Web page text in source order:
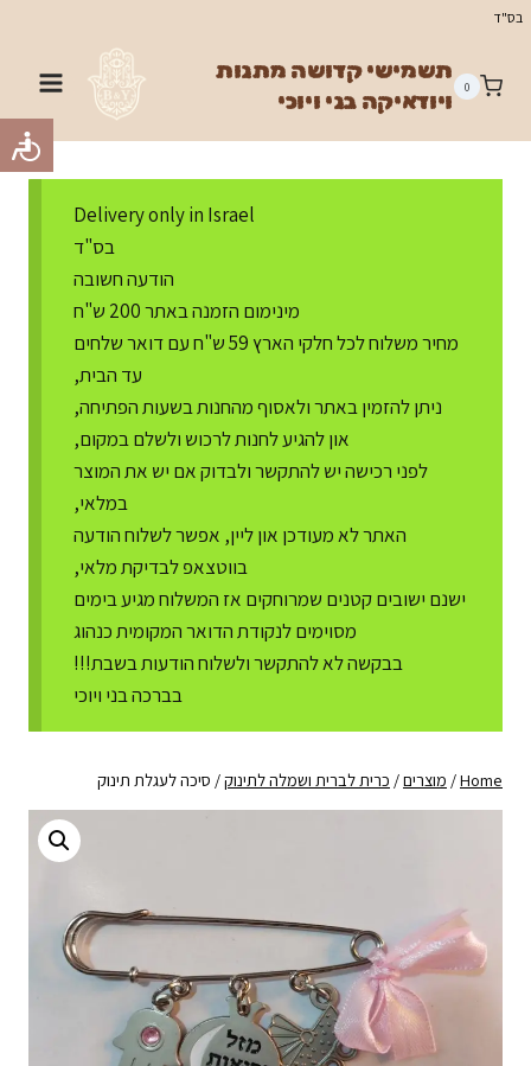
Skip
content
בס"ד
0
תשמישי קדושה מתנות
ויודאיקה בני ויוכי
Delivery only in Israel
בס"ד
הודעה חשובה
מינימום הזמנה באתר 200 ש"ח
מחיר משלוח לכל חלקי הארץ 59 ש"ח עם דואר שלחים
עד הבית,
ניתן להזמין באתר ולאסוף מהחנות בשעות הפתיחה,
און להגיע לחנות לרכוש ולשלם במקום,
לפני רכישה יש להתקשר ולבדוק אם יש את המוצר
במלאי,
האתר לא מעודכן און ליין, אפשר לשלוח הודעה
בווטצאפ לבדיקת מלאי,
ישנם ישובים קטנים שמרוחקים אז המשלוח מגיע בימים
מסוימים לנקודת הדואר המקומית כנהוג
בבקשה לא להתקשר ולשלוח הודעות בשבת!!!
בברכה בני ויוכי
Home
/ מוצרים/ כרית לברית ושמלה לתינוק/ סיכה לעגלת תינוק